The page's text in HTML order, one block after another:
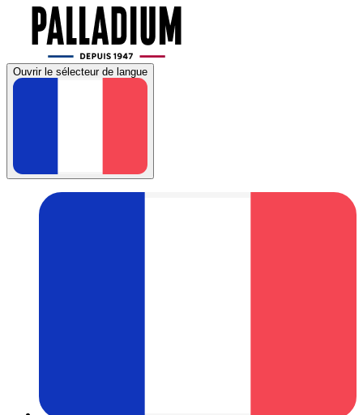
Ouvrir le sélecteur de langue